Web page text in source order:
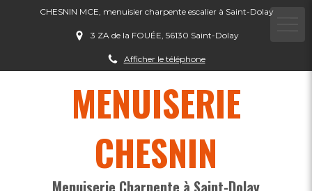
CHESNIN MCE, menuisier charpente escalier à Saint-Dolay
3 ZA de la FOUÉE, 56130 Saint-Dolay
Afficher le téléphone
MENUISERIE
CHESNIN
Menuiserie Charpente à Saint-Dolay